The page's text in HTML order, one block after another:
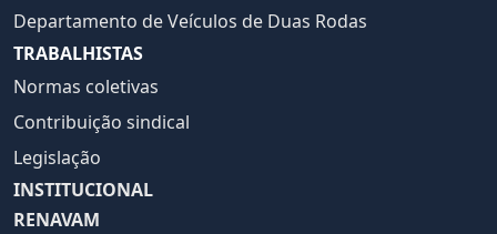
Departamento de Veículos de Duas Rodas
TRABALHISTAS
Normas coletivas
Contribuição sindical
Legislação
INSTITUCIONAL
RENAVAM